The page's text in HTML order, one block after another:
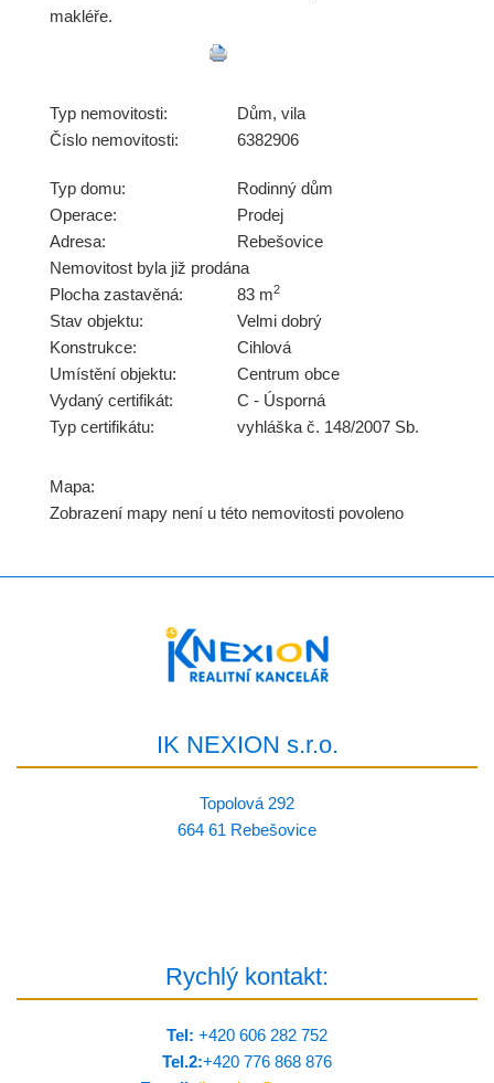
makléře.
Typ nemovitosti:
Dům, vila
Číslo nemovitosti:
6382906
Typ domu:
Rodinný dům
Operace:
Prodej
Adresa:
Rebešovice
Nemovitost byla již prodána
Plocha zastavěná:
83 m2
Stav objektu:
Velmi dobrý
Konstrukce:
Cihlová
Umístění objektu:
Centrum obce
Vydaný certifikát:
C - Úsporná
Typ certifikátu:
vyhláška č. 148/2007 Sb.
Mapa:
Zobrazení mapy není u této nemovitosti povoleno
IK NEXION s.r.o.
Topolová 292
664 61 Rebešovice
Rychlý kontakt:
Tel: +420 606 282 752
Tel.2:+420 776 8­68 876